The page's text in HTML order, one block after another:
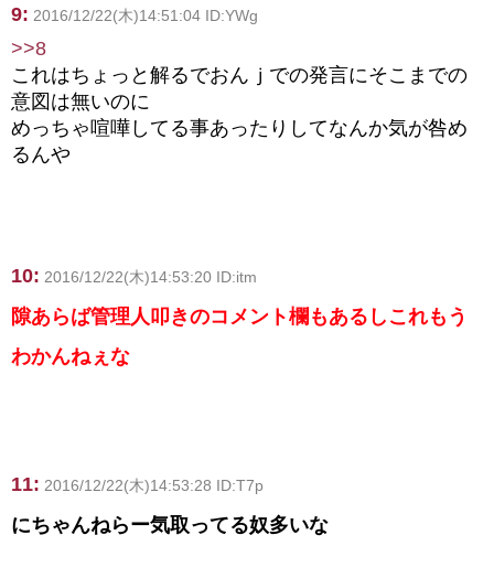
9: 2016/12/22(木)14:51:04 ID:YWg
>>8
これはちょっと解るでおんｊでの発言にそこまでの
意図は無いのに
めっちゃ喧嘩してる事あったりしてなんか気が咎め
るんや
10: 2016/12/22(木)14:53:20 ID:itm
隙あらば管理人叩きのコメント欄もあるしこれもう
わかんねぇな
11: 2016/12/22(木)14:53:28 ID:T7p
にちゃんねらー気取ってる奴多いな